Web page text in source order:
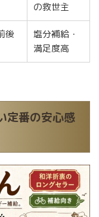
の救世主
後
塩分補給・
満足度高
定番の安心感